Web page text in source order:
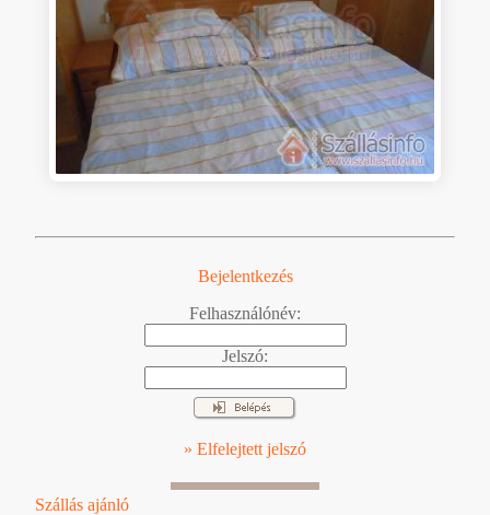
Bejelentkezés
Felhasználónév:
Jelszó:
» Elfelejtett jelszó
Szállás ajánló